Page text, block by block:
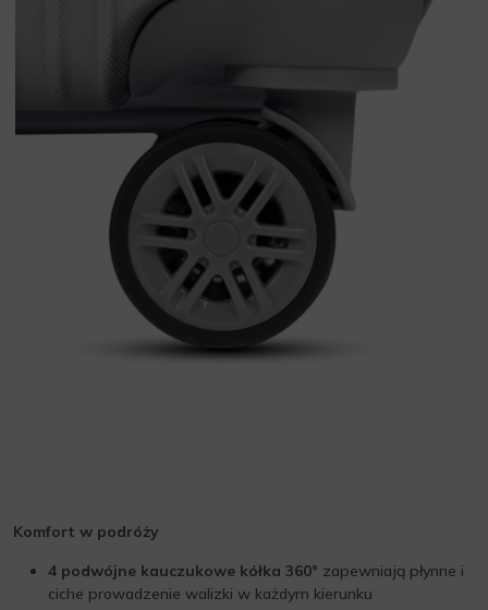
Komfort w podróży
4 podwójne kauczukowe kółka 360° zapewniają płynne i
ciche prowadzenie walizki w każdym kierunku